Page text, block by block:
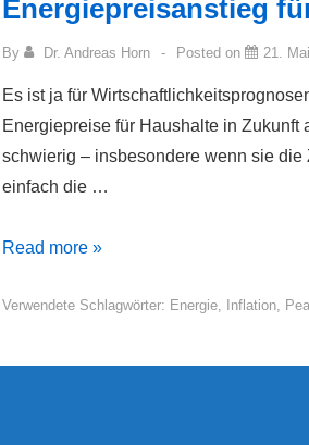
Energiepreisanstieg
By Dr. Andreas Horn Posted on 21.
Es ist ja für
Energiepreise für Haushalte in
schwierig – insbesondere wenn sie die
einfach die …
Energiepreisanstieg
Haushalte
bis
Read more »
Verwendete Schlagwörter: Energie, Inflation,